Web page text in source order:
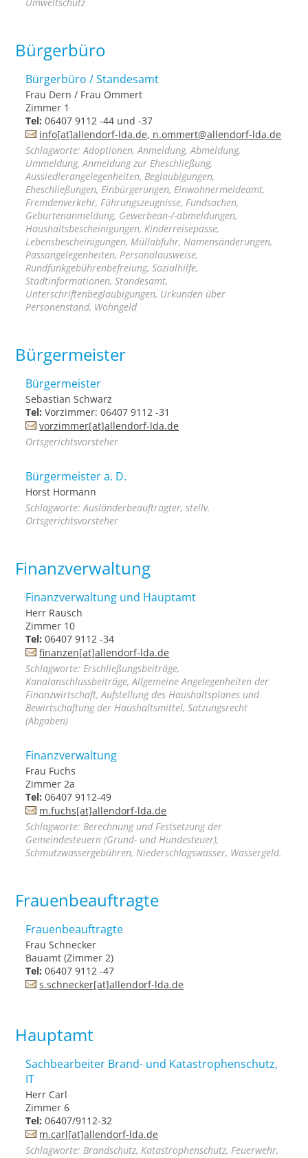
Bürgerbüro
Bürgerbüro / Standesamt
Frau Dern / Frau Ommert
Zimmer 1
Tel: 06407 9112 -44 und -37
info[at]allendorf-lda.de, n.ommert@allendorf-lda.de
Schlagworte: Adoptionen, Anmeldung, Abmeldung,
Ummeldung, Anmeldung zur Eheschließung,
Aussiedlerangelegenheiten, Beglaubigungen,
Eheschließungen, Einbürgerungen, Einwohnermeldeamt,
Fremdenverkehr, Führungszeugnisse, Fundsachen,
Geburtenanmeldung, Gewerbean-/-abmeldungen,
Haushaltsbescheinigungen, Kinderreisepässe,
Lebensbescheinigungen, Müllabfuhr, Namensänderungen,
Passangelegenheiten, Personalausweise,
Rundfunkgebührenbefreiung, Sozialhilfe,
Stadtinformationen, Standesamt,
Unterschriftenbeglaubigungen, Urkunden über
Personenstand, Wohngeld
Bürgermeister
Bürgermeister
Sebastian Schwarz
Tel: Vorzimmer: 06407 9112 -31
vorzimmer[at]allendorf-lda.de
Ortsgerichtsvorsteher
Bürgermeister a. D.
Horst Hormann
Schlagworte: Ausländerbeauftragter, stellv.
Ortsgerichtsvorsteher
Finanzverwaltung
Finanzverwaltung und Hauptamt
Herr Rausch
Zimmer 10
Tel: 06407 9112 -34
finanzen[at]allendorf-lda.de
Schlagworte: Erschließungsbeiträge,
Kanalanschlussbeiträge, Allgemeine Angelegenheiten der
Finanzwirtschaft, Aufstellung des Haushaltsplanes und
Bewirtschaftung der Haushaltsmittel, Satzungsrecht
(Abgaben)
Finanzverwaltung
Frau Fuchs
Zimmer 2a
Tel: 06407 9112-49
m.fuchs[at]allendorf-lda.de
Schlagworte: Berechnung und Festsetzung der
Gemeindesteuern (Grund- und Hundesteuer),
Schmutzwassergebühren, Niederschlagswasser, Wassergeld.
Frauenbeauftragte
Frauenbeauftragte
Frau Schnecker
Bauamt (Zimmer 2)
Tel: 06407 9112 -47
s.schnecker[at]allendorf-lda.de
Hauptamt
Sachbearbeiter Brand- und Katastrophenschutz,
IT
Herr Carl
Zimmer 6
Tel: 06407/9112-32
m.carl[at]allendorf-lda.de
Schlagworte: Brandschutz, Katastrophenschutz, Feuerwehr,